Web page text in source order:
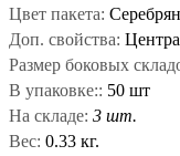
Цвет пакета:
Доп. свойства:
Размер боковых
В упаковке:: 50 шт
На складе: 3 шт.
Вес: 0.33 кг.